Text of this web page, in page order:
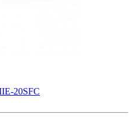
20SFC